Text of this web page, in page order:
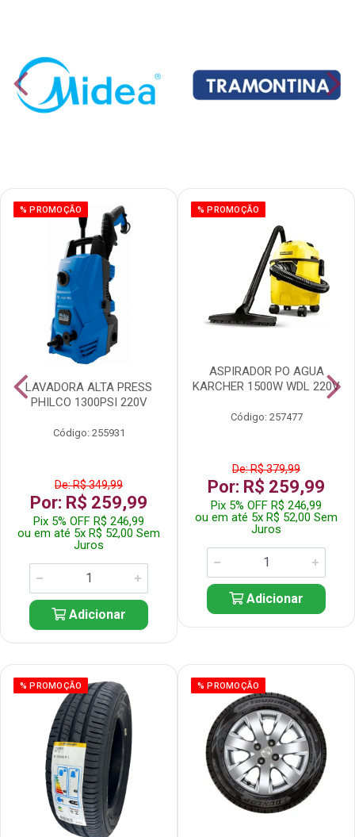
% PROMOÇÃO
LAVADORA ALTA PRESS
PHILCO 1300PSI 220V
Código: 255931
De: R$ 349,99
Por: R$ 259,99
Pix 5% OFF R$ 246,99
ou em até 5x R$ 52,00 Sem
Juros
Adicionar
% PROMOÇÃO
ASPIRADOR PO AGUA
KARCHER 1500W WDL 220V
Código: 257477
De: R$ 379,99
Por: R$ 259,99
Pix 5% OFF R$ 246,99
ou em até 5x R$ 52,00 Sem
Juros
Adicionar
% PROMOÇÃO % PROMOÇÃO